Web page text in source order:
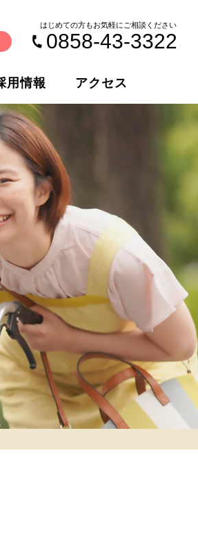
はじめての方もお気軽にご相談ください
0858-43-3322
用情報 アクセス